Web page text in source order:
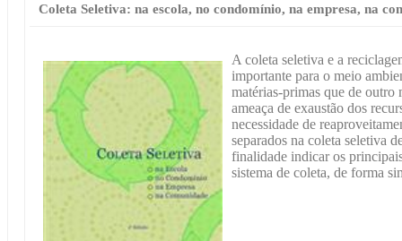
Coleta Seletiva: na escola, no condomínio, na empresa, na
A coleta seletiva e a
importante para o meio
matérias-primas que de outro
ameaça de exaustão dos
necessidade de
separados na coleta seletiva
finalidade indicar os
sistema de coleta, de forma